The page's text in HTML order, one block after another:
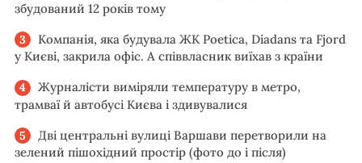
збудований 12 років тому
Компанія, яка будувала ЖК Poetica, Diadans та Fjord
у Києві, закрила офіс. А співвласник виїхав з країни
Журналісти виміряли температуру в метро,
трамваї й автобусі Києва і здивувалися
Дві центральні вулиці Варшави перетворили на
зелений пішохідний простір (фото до і після)